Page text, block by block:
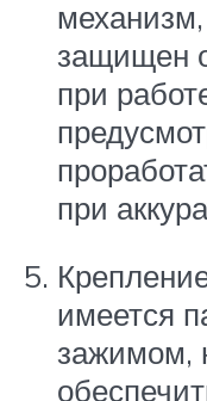
механизм,
защищен
при
при
имеется
зажимом,